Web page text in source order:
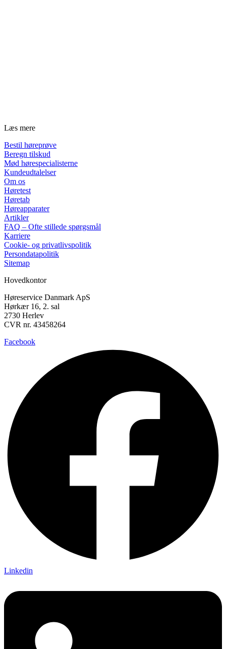
Læs mere
Bestil høreprøve
Beregn tilskud
Mød hørespecialisterne
Kundeudtalelser
Om os
Høretest
Høretab
Høreapparater
Artikler
FAQ – Ofte stillede spørgsmål
Karriere
Cookie- og privatlivspolitik
Persondatapolitik
Sitemap
Hovedkontor
Høreservice Danmark ApS
Hørkær 16, 2. sal
2730 Herlev
CVR nr. 43458264
Facebook
Linkedin